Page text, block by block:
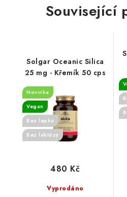
Související
Solgar Oceanic Silica
25 mg - Křemík 50 cps
Novinka
Vegan
Bez lepku
Bez laktózy
Vyprodáno
480 Kč